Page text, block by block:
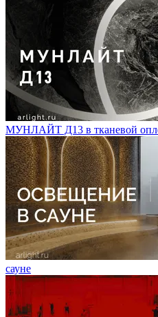
МУНЛАЙТ Д13 в тканевой
сауне